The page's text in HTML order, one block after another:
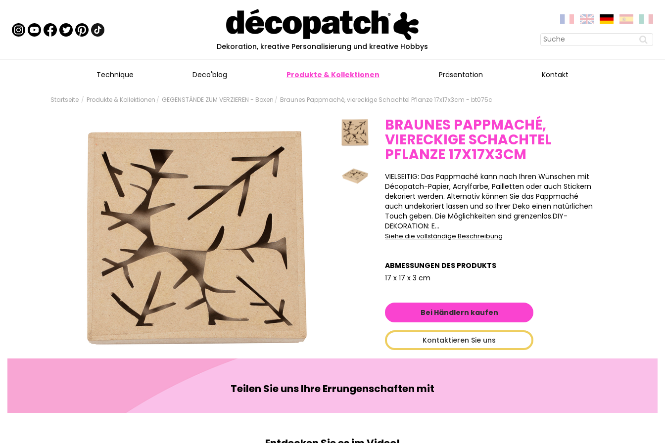
Dekoration, kreative Personalisierung und kreative Hobbys
Technique Deco'blog Produkte & Kollektionen Präsentation Kontakt
Startseite Produkte & Kollektionen GEGENSTÄNDE ZUM VERZIEREN - Boxen Braunes Pappmaché, viereckige Schachtel Pflanze 17x17x3cm - bt075c
BRAUNES PAPPMACHÉ,
VIERECKIGE SCHACHTEL
PFLANZE 17X17X3CM
VIELSEITIG: Das Pappmaché kann nach Ihren Wünschen mit
Décopatch-Papier, Acrylfarbe, Pailletten oder auch Stickern
dekoriert werden. Alternativ können Sie das Pappmaché
auch undekoriert lassen und so Ihrer Deko einen natürlichen
Touch geben. Die Möglichkeiten sind grenzenlos.DIY-
DEKORATION: E...
Siehe die vollständige Beschreibung
ABMESSUNGEN DES PRODUKTS
17 x 17 x 3 cm
Bei Händlern kaufen
Kontaktieren Sie uns
Teilen Sie uns Ihre Errungenschaften mit